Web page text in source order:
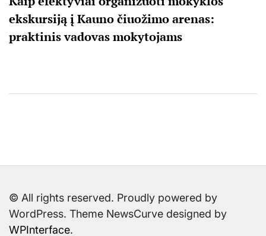
įrašų
ekskursiją į Kauno čiuožimo arenas:
praktinis vadovas mokytojams
© All rights reserved. Proudly powered by
WordPress. Theme NewsCurve designed by
WPInterface.